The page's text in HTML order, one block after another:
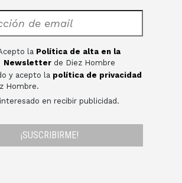
la Política de alta en la
Newsletter de Diez Hombre
y acepto la política de privacidad
Hombre.
en recibir publicidad.
¡SUSCRIBIRME!